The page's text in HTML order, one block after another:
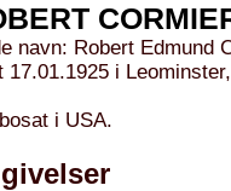
navn: Robert Edmund
17.01.1925 i
i USA.